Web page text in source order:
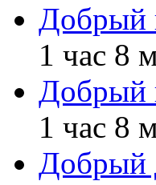
Добрый
1 час 8
Добрый
1 час 8
Добрый